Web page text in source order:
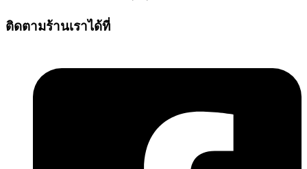
ติดตามร้านเราได้ที่